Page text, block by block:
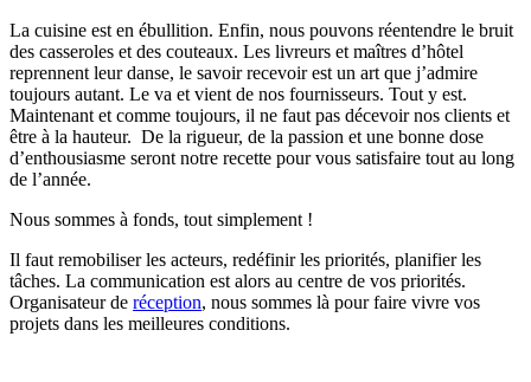
La cuisine est en ébullition. Enfin, nous pouvons réentendre le bruit
des casseroles et des couteaux. Les livreurs et maîtres d’hôtel
reprennent leur danse, le savoir recevoir est un art que j’admire
toujours autant. Le va et vient de nos fournisseurs. Tout y est.
Maintenant et comme toujours, il ne faut pas décevoir nos clients et
être à la hauteur. De la rigueur, de la passion et une bonne dose
d’enthousiasme seront notre recette pour vous satisfaire tout au long
de l’année.
Nous sommes à fonds, tout simplement !
Il faut remobiliser les acteurs, redéfinir les priorités, planifier les
tâches. La communication est alors au centre de vos priorités.
Organisateur de réception, nous sommes là pour faire vivre vos
projets dans les meilleures conditions.